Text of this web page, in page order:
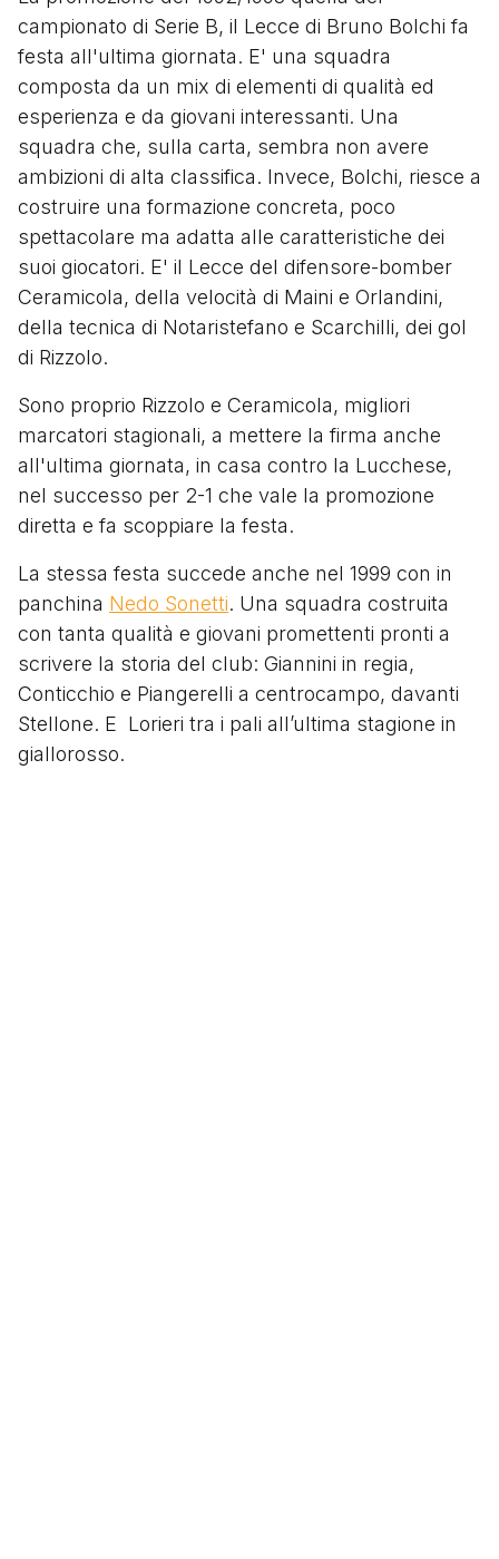
campionato di Serie B, il Lecce di Bruno Bolchi fa
festa all'ultima giornata. E' una squadra
composta da un mix di elementi di qualità ed
esperienza e da giovani interessanti. Una
squadra che, sulla carta, sembra non avere
ambizioni di alta classifica. Invece, Bolchi, riesce a
costruire una formazione concreta, poco
spettacolare ma adatta alle caratteristiche dei
suoi giocatori. E' il Lecce del difensore-bomber
Ceramicola, della velocità di Maini e Orlandini,
della tecnica di Notaristefano e Scarchilli, dei gol
di Rizzolo.
Sono proprio Rizzolo e Ceramicola, migliori
marcatori stagionali, a mettere la firma anche
all'ultima giornata, in casa contro la Lucchese,
nel successo per 2-1 che vale la promozione
diretta e fa scoppiare la festa.
La stessa festa succede anche nel 1999 con in
panchina Nedo Sonetti. Una squadra costruita
con tanta qualità e giovani promettenti pronti a
scrivere la storia del club: Giannini in regia,
Conticchio e Piangerelli a centrocampo, davanti
Stellone. E Lorieri tra i pali all’ultima stagione in
giallorosso.